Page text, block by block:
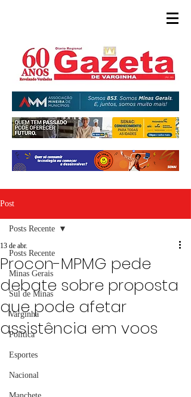
Post
Posts Recente
Minas Gerais
Sul de Minas
Varginha
Política
Esportes
Nacional
Posts Recente
Procon-MPMG pede
debate sobre proposta
que pode afetar
assistência em voos
13 de abr.